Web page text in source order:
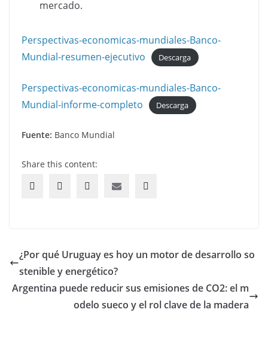
mercado.
Perspectivas-economicas-mundiales-Banco-
Mundial-resumen-ejecutivo
Descarga
Perspectivas-economicas-mundiales-Banco-
Mundial-informe-completo
Descarga
Fuente: Banco Mundial
Share this content:
¿Por qué Uruguay es hoy un motor de desarrollo so
stenible y energético?
Argentina puede reducir sus emisiones de CO2: el m
odelo sueco y el rol clave de la madera